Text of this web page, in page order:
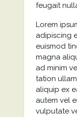
feugait
Lorem
adipiscing
euismod
magna
ad minim
tation
aliquip ex
autem vel
vulputate